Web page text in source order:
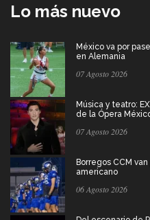
Lo más nuevo
México va por
en Alemania
07 Agosto 2026
Música y teatro:
de la Ópera
07 Agosto 2026
Borregos CCM
americano
06 Agosto 2026